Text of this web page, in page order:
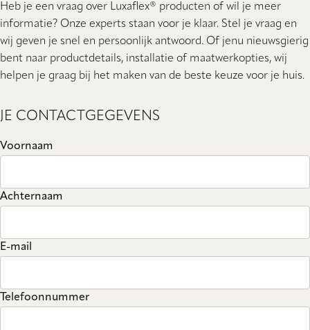
Heb je een vraag over Luxaflex® producten of wil je meer
informatie? Onze experts staan ​​voor je klaar. Stel je vraag en
wij geven je snel en persoonlijk antwoord. Of jenu nieuwsgierig
bent naar productdetails, installatie of maatwerkopties, wij
helpen je graag bij het maken van de beste keuze voor je huis.
JE CONTACTGEGEVENS
Voornaam
Achternaam
E-mail
Telefoonnummer